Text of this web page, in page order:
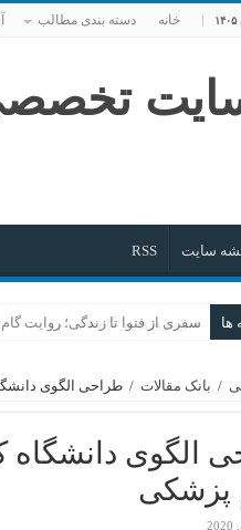
خانه دسته بندی مطالب
سایت RSS
ها هنر پیروزی در گام‌های خرد
/ بانک مقالات / طراحی الگوی
الگوی دانشگاه
پزشکی